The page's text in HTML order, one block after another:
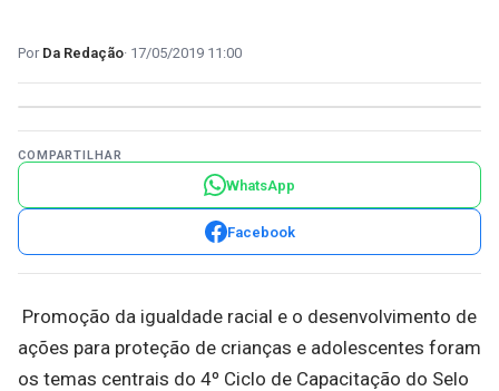
Da Redação 17/05/2019 11:00
COMPARTILHAR
WhatsApp
Facebook
Promoção da igualdade racial e o desenvolvimento de
ações para proteção de crianças e adolescentes foram
os temas centrais do 4º Ciclo de Capacitação do Selo